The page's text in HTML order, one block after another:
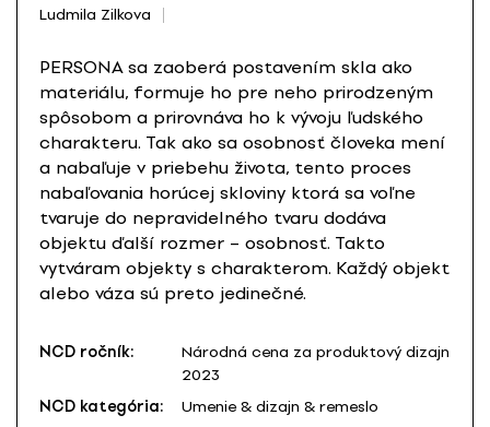
Ludmila Zilkova
PERSONA sa zaoberá postavením skla ako
materiálu, formuje ho pre neho prirodzeným
spôsobom a prirovnáva ho k vývoju ľudského
charakteru. Tak ako sa osobnosť človeka mení
a nabaľuje v priebehu života, tento proces
nabaľovania horúcej skloviny ktorá sa voľne
tvaruje do nepravidelného tvaru dodáva
objektu ďalší rozmer – osobnosť. Takto
vytváram objekty s charakterom. Každý objekt
alebo váza sú preto jedinečné.
NCD ročník:
Národná cena za produktový dizajn
2023
NCD kategória:
Umenie & dizajn & remeslo